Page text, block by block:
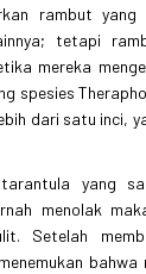
rambut yang
tetapi
mereka
spesies
dari satu inci,
yang
menolak
Setelah
bahwa